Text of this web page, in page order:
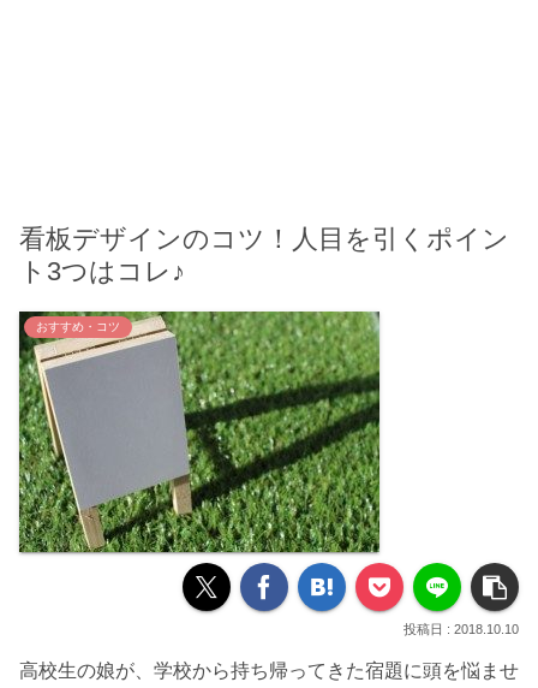
看板デザインのコツ！人目を引くポイン
ト3つはコレ♪
おすすめ・コツ
2018.10.10
高校生の娘が、学校から持ち帰ってきた宿題に頭を悩ませ